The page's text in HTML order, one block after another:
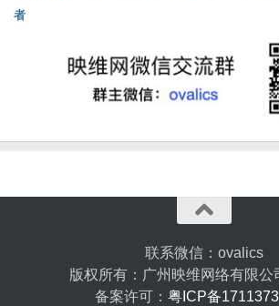
者
联系微信：ovalics
版权所有：广州映维网络有限公
备案许可： 粤ICP备